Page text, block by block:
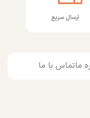
ارسال سریع
ماتماس با ما